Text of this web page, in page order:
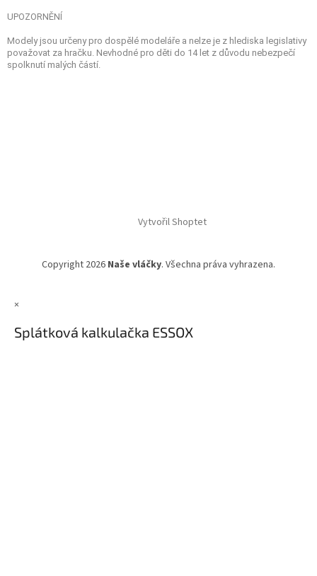
UPOZORNĚNÍ
Modely jsou určeny pro dospělé modeláře a nelze je z hlediska legislativy
považovat za hračku. Nevhodné pro děti do 14 let z důvodu nebezpečí
spolknutí malých částí.
Vytvořil Shoptet
Copyright 2026 Naše vláčky. Všechna práva vyhrazena.
×
Splátková kalkulačka ESSOX